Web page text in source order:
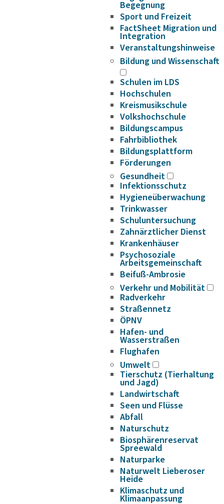
Begegnung
Sport und Freizeit
FactSheet Migration und
Integration
Veranstaltungshinweise
Bildung und Wissenschaft
Schulen im LDS
Hochschulen
Kreismusikschule
Volkshochschule
Bildungscampus
Fahrbibliothek
Bildungsplattform
Förderungen
Gesundheit
Infektionsschutz
Hygieneüberwachung
Trinkwasser
Schuluntersuchung
Zahnärztlicher Dienst
Krankenhäuser
Psychosoziale
Arbeitsgemeinschaft
Beifuß-Ambrosie
Verkehr und Mobilität
Radverkehr
Straßennetz
ÖPNV
Hafen- und
Wasserstraßen
Flughafen
Umwelt
Tierschutz (Tierhaltung
und Jagd)
Landwirtschaft
Seen und Flüsse
Abfall
Naturschutz
Biosphärenreservat
Spreewald
Naturparke
Naturwelt Lieberoser
Heide
Klimaschutz und
Klimaanpassung